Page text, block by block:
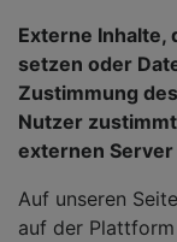
Externe Inhalte,
setzen oder
Zustimmung
Nutzer
externen
Auf unseren
auf der